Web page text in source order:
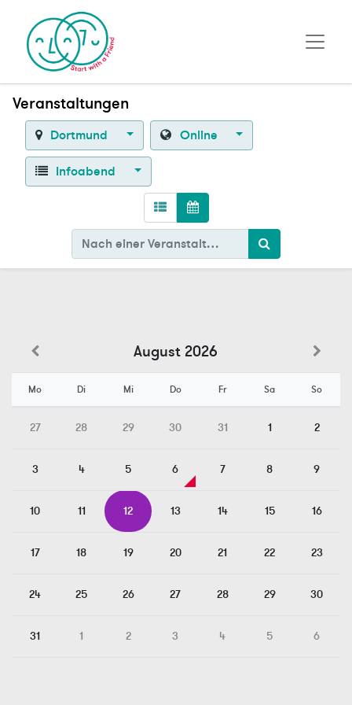
Veranstaltungen
Dortmund Online
Infoabend
August 2026
Mo Di Mi Do Fr Sa So
27 28 29 30 31 1 2
3 4 5 6 7 8 9
10 11 12 13 14 15 16
17 18 19 20 21 22 23
24 25 26 27 28 29 30
31 1 2 3 4 5 6